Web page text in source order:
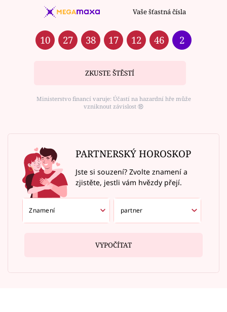
Vaše šťastná čísla
10 27 38 17 12 46 2
ZKUSTE ŠTĚSTÍ
Ministerstvo financí varuje: Účastí na hazardní hře může
vzniknout závislost ⑱
PARTNERSKÝ HOROSKOP
Jste si souzení? Zvolte znamení a
zjistěte, jestli vám hvězdy přejí.
VYPOČÍTAT